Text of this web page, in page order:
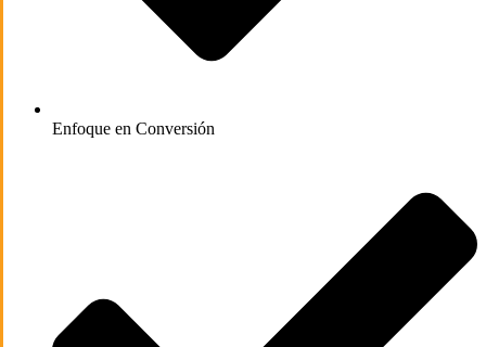
Enfoque en Conversión